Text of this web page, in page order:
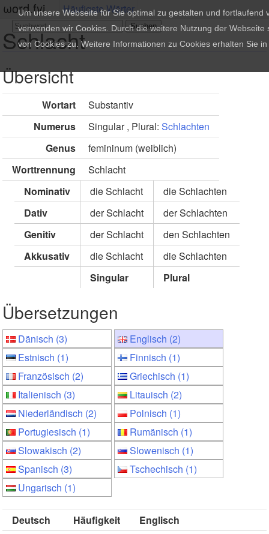
ωord.fyi Häufigste Wörter
Schlacht
Übersicht
Wortart
Substantiv
Numerus
Singular , Plural: Schlachten
Genus
femininum (weiblich)
Worttrennung
Schlacht
Nominativ
die Schlacht
die Schlachten
Dativ
der Schlacht
der Schlachten
Genitiv
der Schlacht
den Schlachten
Akkusativ
die Schlacht
die Schlachten
Singular
Plural
Übersetzungen
Dänisch (3)
Englisch (2)
Estnisch (1)
Finnisch (1)
Französisch (2)
Griechisch (1)
Italienisch (3)
Litauisch (2)
Niederländisch (2)
Polnisch (1)
Portugiesisch (1)
Rumänisch (1)
Slowakisch (2)
Slowenisch (1)
Spanisch (3)
Tschechisch (1)
Ungarisch (1)
Deutsch Häufigkeit
Englisch
Um unsere Webseite für Sie optimal zu gestalten und fortlaufend
verwenden wir Cookies. Durch die weitere Nutzung der Webseite
von Cookies zu. Weitere Informationen zu Cookies erhalten Sie